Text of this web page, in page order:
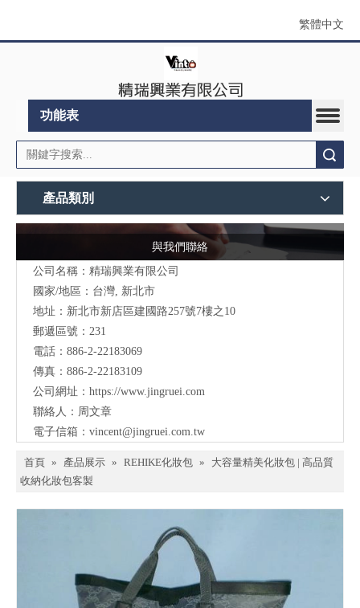
繁體中文
功能表
產品類別
與我們聯絡
公司名稱：精瑞興業有限公司
國家/地區：台灣, 新北市
地址： 新北市新店區建國路257號7樓之10
郵遞區號：231
電話：886-2-22183069
傳真：886-2-22183109
公司網址： https://www.jingruei.com
聯絡人：周文章
電子信箱： vincent@jingruei.com.tw
首頁 » 產品展示 » REHIKE化妝包 »
大容量精美化妝包 | 高品質
收納化妝包客製